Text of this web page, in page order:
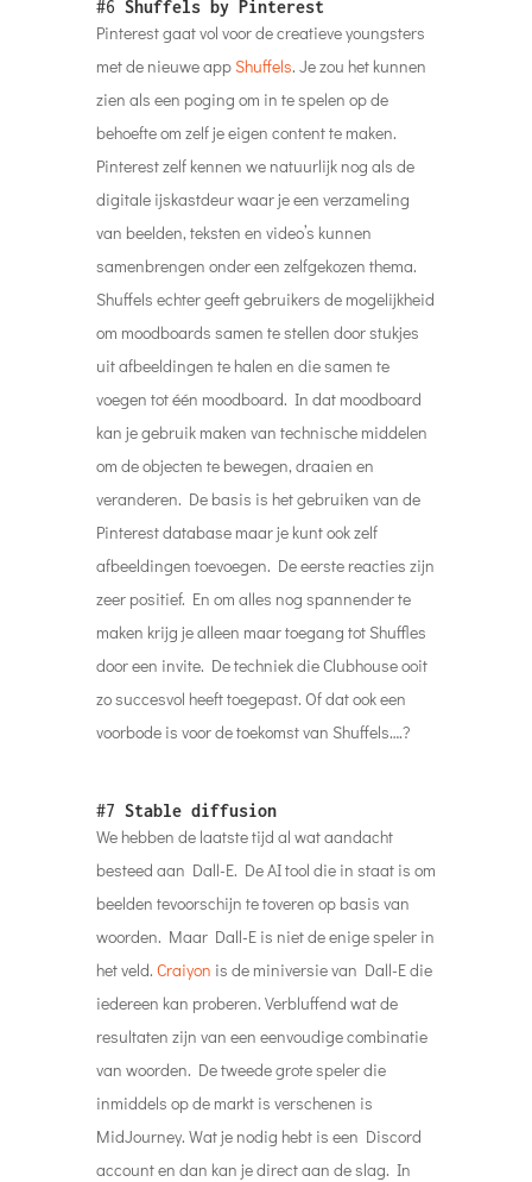
#6 Shuffels by Pinterest
Pinterest gaat vol voor de creatieve youngsters
met de nieuwe appShuffels. Je zou het kunnen
zien als een poging om in te spelen op de
behoefte om zelf je eigen content te maken.
Pinterest zelf kennen we natuurlijk nog als de
digitale ijskastdeur waar je een verzameling
van beelden, teksten en video’s kunnen
samenbrengen onder een zelfgekozen thema.
Shuffels echter geeft gebruikers de mogelijkheid
om moodboards samen te stellen door stukjes
uit afbeeldingen te halen en die samen te
voegen tot één moodboard. In dat moodboard
kan je gebruik maken van technische middelen
om de objecten te bewegen, draaien en
veranderen. De basis is het gebruiken van de
Pinterest database maar je kunt ook zelf
afbeeldingen toevoegen. De eerste reacties zijn
zeer positief. En om alles nog spannender te
maken krijg je alleen maar toegang tot Shuffles
door een invite. De techniek die Clubhouse ooit
zo succesvol heeft toegepast. Of dat ook een
voorbode is voor de toekomst van Shuffels….?
#7 Stable diffusion
We hebben de laatste tijd al wat aandacht
besteed aan Dall-E. De AI tool die in staat is om
beelden tevoorschijn te toveren op basis van
woorden. Maar Dall-E is niet de enige speler in
het veld. Craiyon is de miniversie van Dall-E die
iedereen kan proberen. Verbluffend wat de
resultaten zijn van een eenvoudige combinatie
van woorden. De tweede grote speler die
inmiddels op de markt is verschenen is
MidJourney. Wat je nodig hebt is een Discord
account en dan kan je direct aan de slag. In